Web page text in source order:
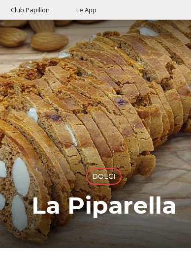
Club Papillon Le App
DOLCI
La Piparella